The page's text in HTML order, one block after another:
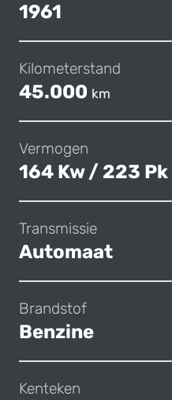
1961
Kilometerstand
45.000 km
Vermogen
164 Kw / 223 Pk
Transmissie
Automaat
Brandstof
Benzine
Kenteken